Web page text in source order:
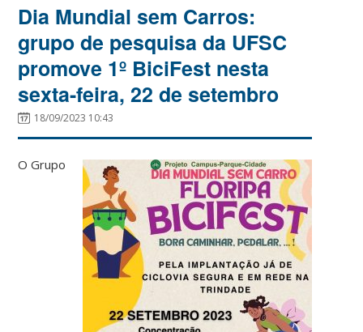
Dia Mundial sem Carros:
grupo de pesquisa da UFSC
promove 1º BiciFest nesta
sexta-feira, 22 de setembro
18/09/2023 10:43
O Grupo